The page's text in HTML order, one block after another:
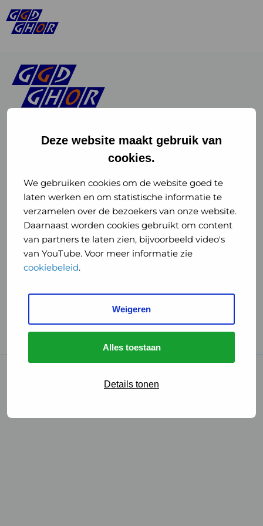
Deze website maakt gebruik van
cookies.
We gebruiken cookies om de website goed te
laten werken en om statistische informatie te
verzamelen over de bezoekers van onze website.
Daarnaast worden cookies gebruikt om content
van partners te laten zien, bijvoorbeeld video's
van YouTube. Voor meer informatie zie
cookiebeleid.
Weigeren
Alles toestaan
Details tonen
of
GGD
GHOR
Nederland
Instagram
of
GGD
GHOR
Nederland
GGD Reizen op social media
GGD Reizen
GGD Reisvaccinaties